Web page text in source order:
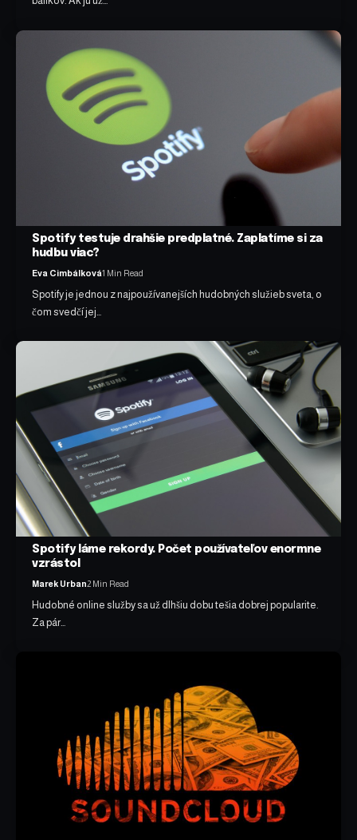
Spotify testuje drahšie predplatné. Zaplatíme si za
hudbu viac?
Eva Cimbálková1 Min Read
Spotify je jednou z najpoužívanejších hudobných služieb sveta, o
čom svedčí jej…
Spotify láme rekordy. Počet používateľov enormne
vzrástol
Marek Urban2 Min Read
Hudobné online služby sa už dlhšiu dobu tešia dobrej popularite.
Za pár…